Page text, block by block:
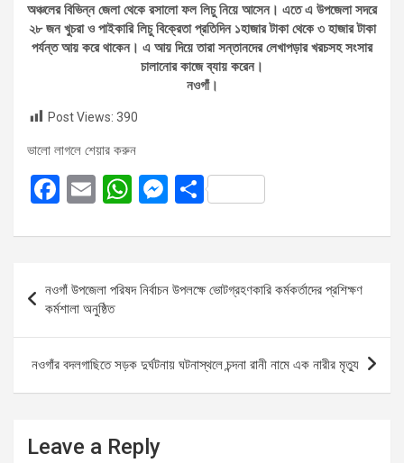
অঞ্চলের বিভিন্ন জেলা থেকে রসালো ফল লিচু নিয়ে আসেন। এতে এ উপজেলা সদরে
২৮ জন খুচরা ও পাইকারি লিচু বিক্রেতা প্রতিদিন ১হাজার টাকা থেকে ৩ হাজার টাকা
পর্যন্ত আয় করে থাকেন। এ আয় দিয়ে তারা সন্তানদের লেখাপড়ার খরচসহ সংসার
চালানোর কাজে ব্যায় করেন।
নওগাঁ।
Post Views: 390
ভালো লাগলে শেয়ার করুন
F
ce
b
o
o
k
E
ail
W
at
s
A
p
p
M
se
n
g
er
S
ar
navigation
নওগাঁ উপজেলা পরিষদ নির্বাচন উপলক্ষে ভোটগ্রহণকারি কর্মকর্তাদের প্রশিক্ষণ
কর্মশালা অনুষ্ঠিত
নওগাঁর বদলগাছিতে সড়ক দুর্ঘটনায় ঘটনাস্থলে চন্দনা রানী নামে এক নারীর মৃত্যু
Leave a Reply